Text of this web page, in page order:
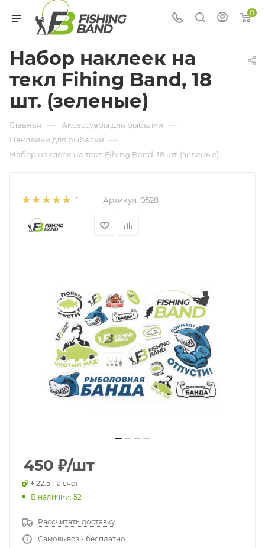
0
Набор наклеек на
текл Fihing Band, 18
шт. (зеленые)
Главная — Аксессуары для рыбалки —
Наклейки для рыбалки —
Набор наклеек на текл Fihing Band, 18 шт. (зеленые)
1 Артикул: 0528
450 ₽/шт
+ 22.5 на счет
В наличии: 52
Рассчитать доставку
Самовывоз - бесплатно